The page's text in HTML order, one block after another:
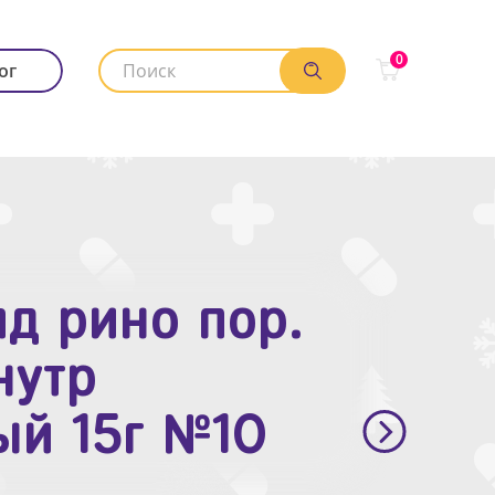
0
рино пор.
15г №10
п.п.о. 10мг